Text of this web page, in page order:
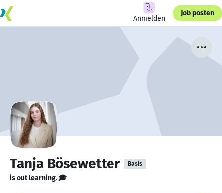
Anmelden
Job posten
Tanja Bösewetter Basis
is out learning. 🎓